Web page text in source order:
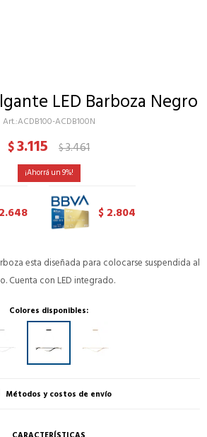
LED Barboza Negro
ACDB100-ACDB100N
$3.115 $3.461
9
2.648 $ 2.804
esta diseñada para colocarse suspendida al
Cuenta con LED integrado.
Colores disponibles:
Métodos y costos de envío